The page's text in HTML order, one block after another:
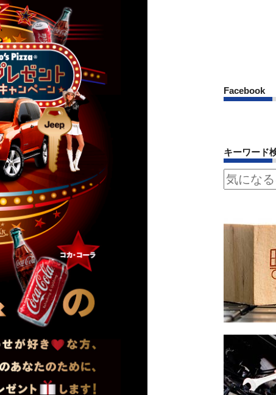
Facebook
キーワード